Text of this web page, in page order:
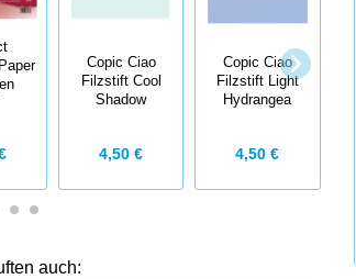
Copic Ciao
Filzstift Cool
Shadow
4,50 €
Copic Ciao
Filzstift Light
Hydrangea
4,50 €
auch: